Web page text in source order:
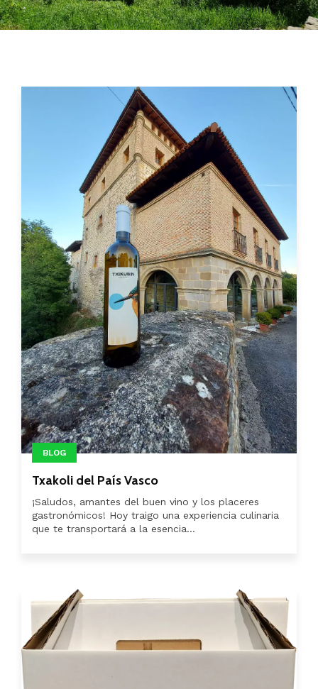
BLOG
Txakoli del País Vasco
¡Saludos, amantes del buen vino y los placeres
gastronómicos! Hoy traigo una experiencia culinaria
que te transportará a la esencia...